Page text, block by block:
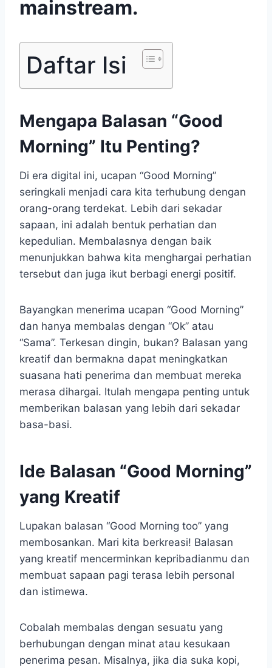
mainstream.
Daftar Isi
Mengapa Balasan “Good
Morning” Itu Penting?
Di era digital ini, ucapan “Good Morning”
seringkali menjadi cara kita terhubung dengan
orang-orang terdekat. Lebih dari sekadar
sapaan, ini adalah bentuk perhatian dan
kepedulian. Membalasnya dengan baik
menunjukkan bahwa kita menghargai perhatian
tersebut dan juga ikut berbagi energi positif.
Bayangkan menerima ucapan “Good Morning”
dan hanya membalas dengan “Ok” atau
“Sama”. Terkesan dingin, bukan? Balasan yang
kreatif dan bermakna dapat meningkatkan
suasana hati penerima dan membuat mereka
merasa dihargai. Itulah mengapa penting untuk
memberikan balasan yang lebih dari sekadar
basa-basi.
Ide Balasan “Good Morning”
yang Kreatif
Lupakan balasan “Good Morning too” yang
membosankan. Mari kita berkreasi! Balasan
yang kreatif mencerminkan kepribadianmu dan
membuat sapaan pagi terasa lebih personal
dan istimewa.
Cobalah membalas dengan sesuatu yang
berhubungan dengan minat atau kesukaan
penerima pesan. Misalnya, jika dia suka kopi,